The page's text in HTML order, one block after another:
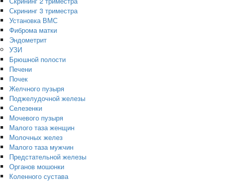
Скрининг 3 триместра
Установка ВМС
Фиброма матки
Эндометрит
УЗИ
Брюшной полости
Печени
Почек
Желчного пузыря
Поджелудочной железы
Селезенки
Мочевого пузыря
Малого таза женщин
Молочных желез
Малого таза мужчин
Предстательной железы
Органов мошонки
Коленного сустава